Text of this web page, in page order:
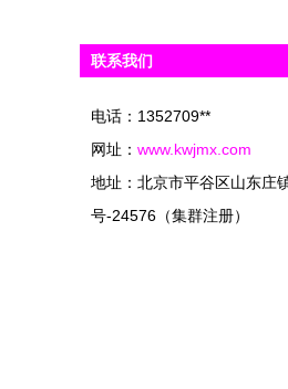
联系我们
电话：1352709**
网址： www.kwjmx.com
地址：北京市平谷区山东庄
号-24576（集群注册）